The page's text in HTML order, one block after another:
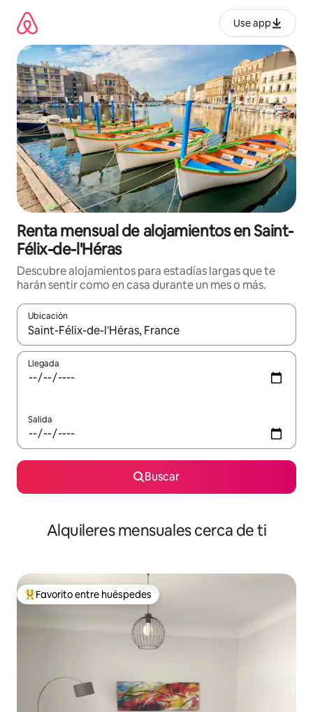
contenido
Use app
Renta mensual de alojamientos en Saint-
Félix-de-l'Héras
Descubre alojamientos para estadías largas que te
harán sentir como en casa durante un mes o más.
Ubicación
Cuando los resultados estén disponibles, navega con las
Llegada
Salida
Buscar
Alquileres mensuales cerca de ti
Favorito entre huéspedes preferido
Favorito entre huéspedes